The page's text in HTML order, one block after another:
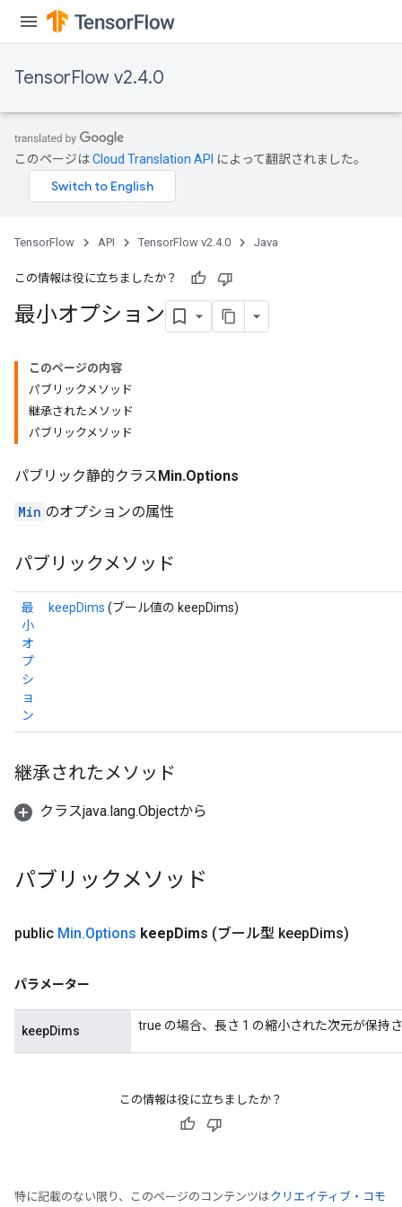
TensorFlow v2.4.0
このページはCloud Translation API によって翻訳されました。
TensorFlow API TensorFlow v2.4.0 Java
この情報は役に立ちましたか？
最小オプション
このページの内容
パブリックメソッド
継承されたメソッド
パブリックメソッド
パブリック静的クラスMin.Options
Min のオプションの属性
パブリックメソッド
最
小
オ
プ
シ
ョ
ン
keepDims (ブール値の keepDims)
継承されたメソッド
クラスjava.lang.Objectから
パブリックメソッド
public Min.Options keepDims (ブール型 keepDims)
パラメーター
keepDims true の場合、長さ 1 の縮小された次元が保持
この情報は役に立ちましたか？
特に記載のない限り、このページのコンテンツはクリエイティブ・コモ